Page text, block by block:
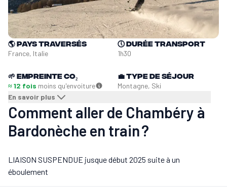
🌎Pays traversés
France, Italie
🕔Durée transport
1h30
🌱 Empreinte CO₂
≈ 12 fois moins qu'envoiture
En savoir plus
💼Type de séjour
Montagne, Ski
Comment aller de Chambéry à
Bardonèche en train ?
LIAISON SUSPENDUE jusque début 2025 suite à un
éboulement